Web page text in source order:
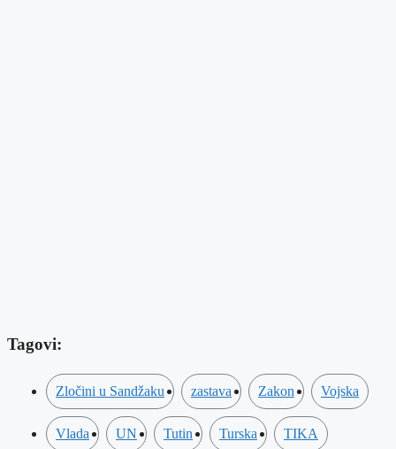
Tagovi:
Zločini u Sandžaku zastava Zakon Vojska
Vlada UN Tutin Turska TIKA